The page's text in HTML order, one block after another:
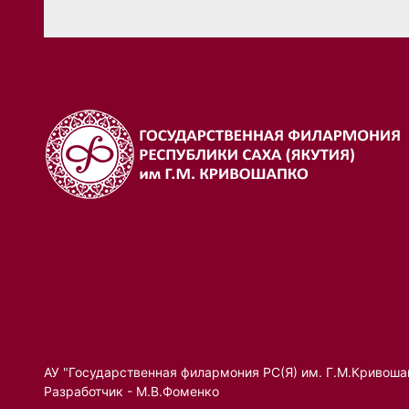
АУ "Государственная филармония РС(Я) им.
Разработчик - М.В.Фоменко